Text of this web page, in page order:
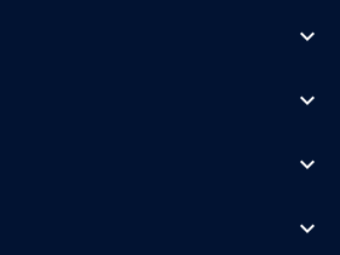
expand_more
expand_more
expand_more
expand_more